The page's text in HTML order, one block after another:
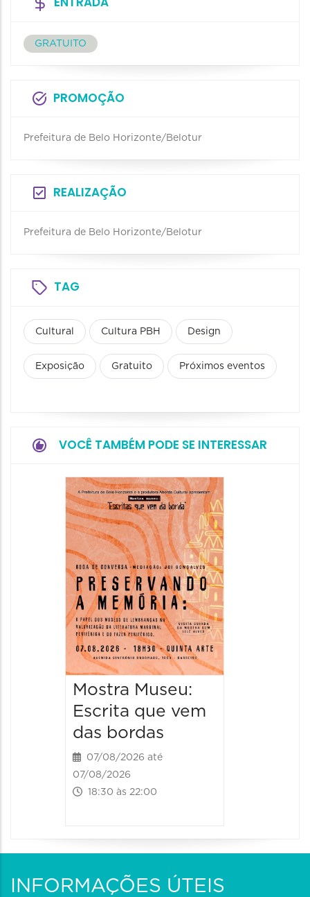
GRATUITO
PROMOÇÃO
Prefeitura de Belo Horizonte/Belotur
REALIZAÇÃO
Prefeitura de Belo Horizonte/Belotur
TAG
Cultural Cultura PBH Design
Exposição Gratuito Próximos eventos
VOCÊ TAMBÉM PODE SE INTERESSAR
Mostra Museu:
Escrita que vem
das bordas
07/08/2026 até
07/08/2026
18:30 às 22:00
INFORMAÇÕES ÚTEIS